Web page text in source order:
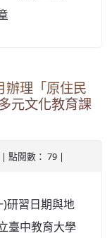
辦理「原住民
元文化教育課
| 點閱數： 79 |
研習日期與地
臺中教育大學